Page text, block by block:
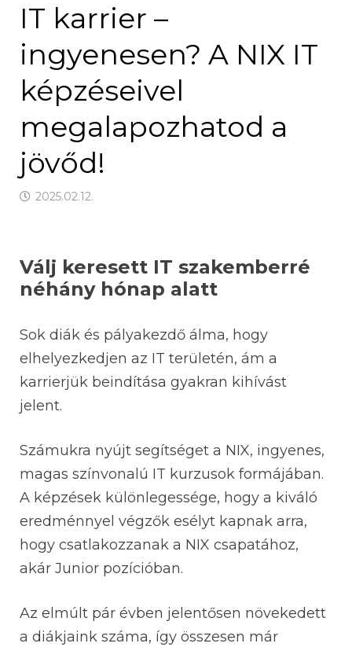
IT karrier –
ingyenesen? A NIX IT
képzéseivel
megalapozhatod a
jövőd!
2025.02.12.
Válj keresett IT szakemberré
néhány hónap alatt
Sok diák és pályakezdő álma, hogy
elhelyezkedjen az IT területén, ám a
karrierjük beindítása gyakran kihívást
jelent.
Számukra nyújt segítséget a NIX, ingyenes,
magas színvonalú IT kurzusok formájában.
A képzések különlegessége, hogy a kiváló
eredménnyel végzők esélyt kapnak arra,
hogy csatlakozzanak a NIX csapatához,
akár Junior pozícióban.
Az elmúlt pár évben jelentősen növekedett
a diákjaink száma, így összesen már